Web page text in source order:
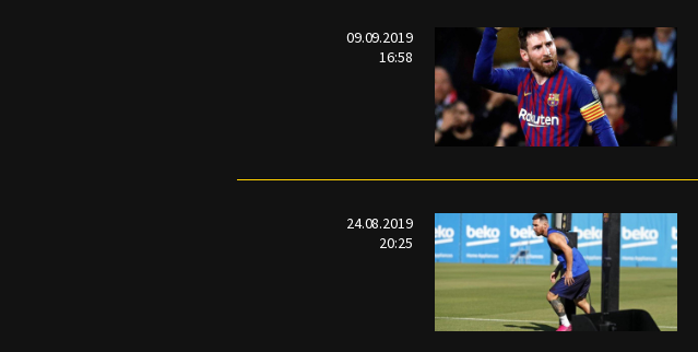
09.09.2019
16:58
24.08.2019
20:25